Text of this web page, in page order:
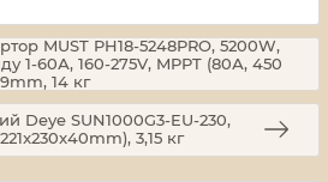
MUST PH18-5248PRO, 5200W,
1-60А, 160-275V, MPPT (80А, 450
14 кг
Deye SUN1000G3-EU-230,
3,15 кг